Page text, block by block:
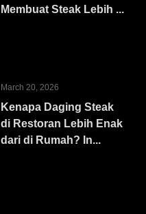
Membuat Steak Lebih ...
March 20, 2026
Kenapa Daging Steak
di Restoran Lebih Enak
dari di Rumah? In...